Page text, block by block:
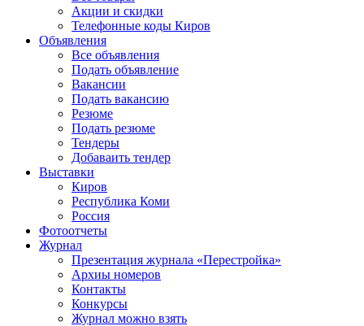
Акции и скидки
Телефонные коды Киров
Объявления
Все объявления
Подать объявление
Вакансии
Подать вакансию
Резюме
Подать резюме
Тендеры
Добаваить тендер
Выставки
Киров
Республика Коми
Россия
Фотоотчеты
Журнал
Презентация журнала «Перестройка»
Архиы номеров
Контакты
Конкурсы
Журнал можно взять